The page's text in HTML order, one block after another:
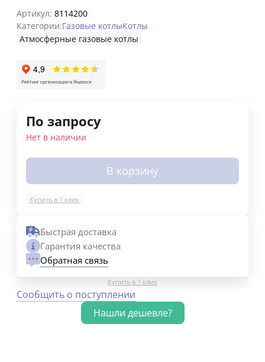
Артикул: 8114200
Категории:Газовые котлыКотлы
Атмосферные газовые котлы
По запросу
Нет в наличии
В корзину
Купить в 1 клик
Быстрая доставка
Гарантия качества
Обратная связь
Купить в 1 клик
Сообщить о поступлении